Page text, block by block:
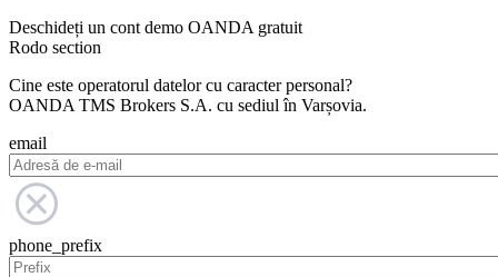
Deschideți un cont demo OANDA gratuit
Rodo section
Cine este operatorul datelor cu caracter personal?
OANDA TMS Brokers S.A. cu sediul în Varșovia.
email
phone_prefix